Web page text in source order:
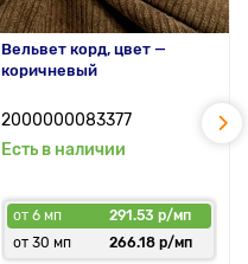
Вельвет корд, цвет —
коричневый
2000000083377
Есть в наличии
от 6 мп
291.53 р/мп
от 30 мп
266.18 р/мп